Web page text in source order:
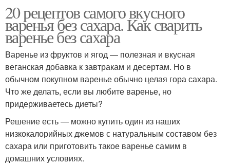
20 рецептов самого вкусного
варенья без сахара. Как сварить
варенье без сахара
Варенье из фруктов и ягод — полезная и вкусная
веганская добавка к завтракам и десертам. Но в
обычном покупном варенье обычно целая гора сахара.
Что же делать, если вы любите варенье, но
придерживаетесь диеты?
Решение есть — можно купить один из наших
низкокалорийных джемов с натуральным составом без
сахара или приготовить такое варенье самим в
домашних условиях.